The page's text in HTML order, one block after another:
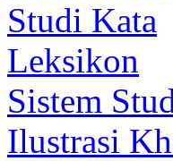
Studi Kata
Leksikon
Sistem
Ilustrasi